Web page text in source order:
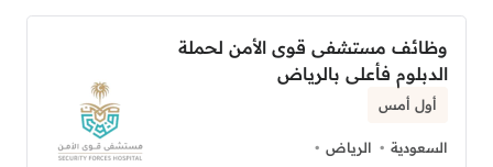
وظائف مستشفى قوى الأمن لحملة
الدبلوم فأعلى بالرياض
أول أمس
السعودية
الرياض